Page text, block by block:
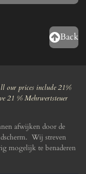
Back
prices include 21%
21 % Mehrwertsteuer
afwijken door de
Wij streven
mogelijk te benaderen